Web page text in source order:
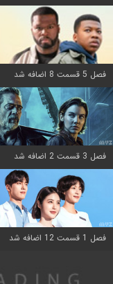
فصل 5 قسمت 8 اضافه شد
فصل 3 قسمت 2 اضافه شد
فصل 1 قسمت 12 اضافه شد